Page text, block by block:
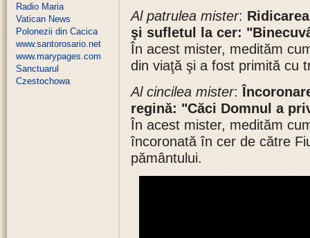
Radio Maria
Vatican News
Polonezii din Cacica
www.santorosario.net
www.marypages.com
Sanctuarul
Czestochowa
Al patrulea mister:
şi sufletul la cer:
În acest mister, medităm
din viaţă şi a fost primită cu
Al cincilea mister:
regină: "Căci Domnul a
În acest mister, medităm
încoronată în cer de către
pământului.